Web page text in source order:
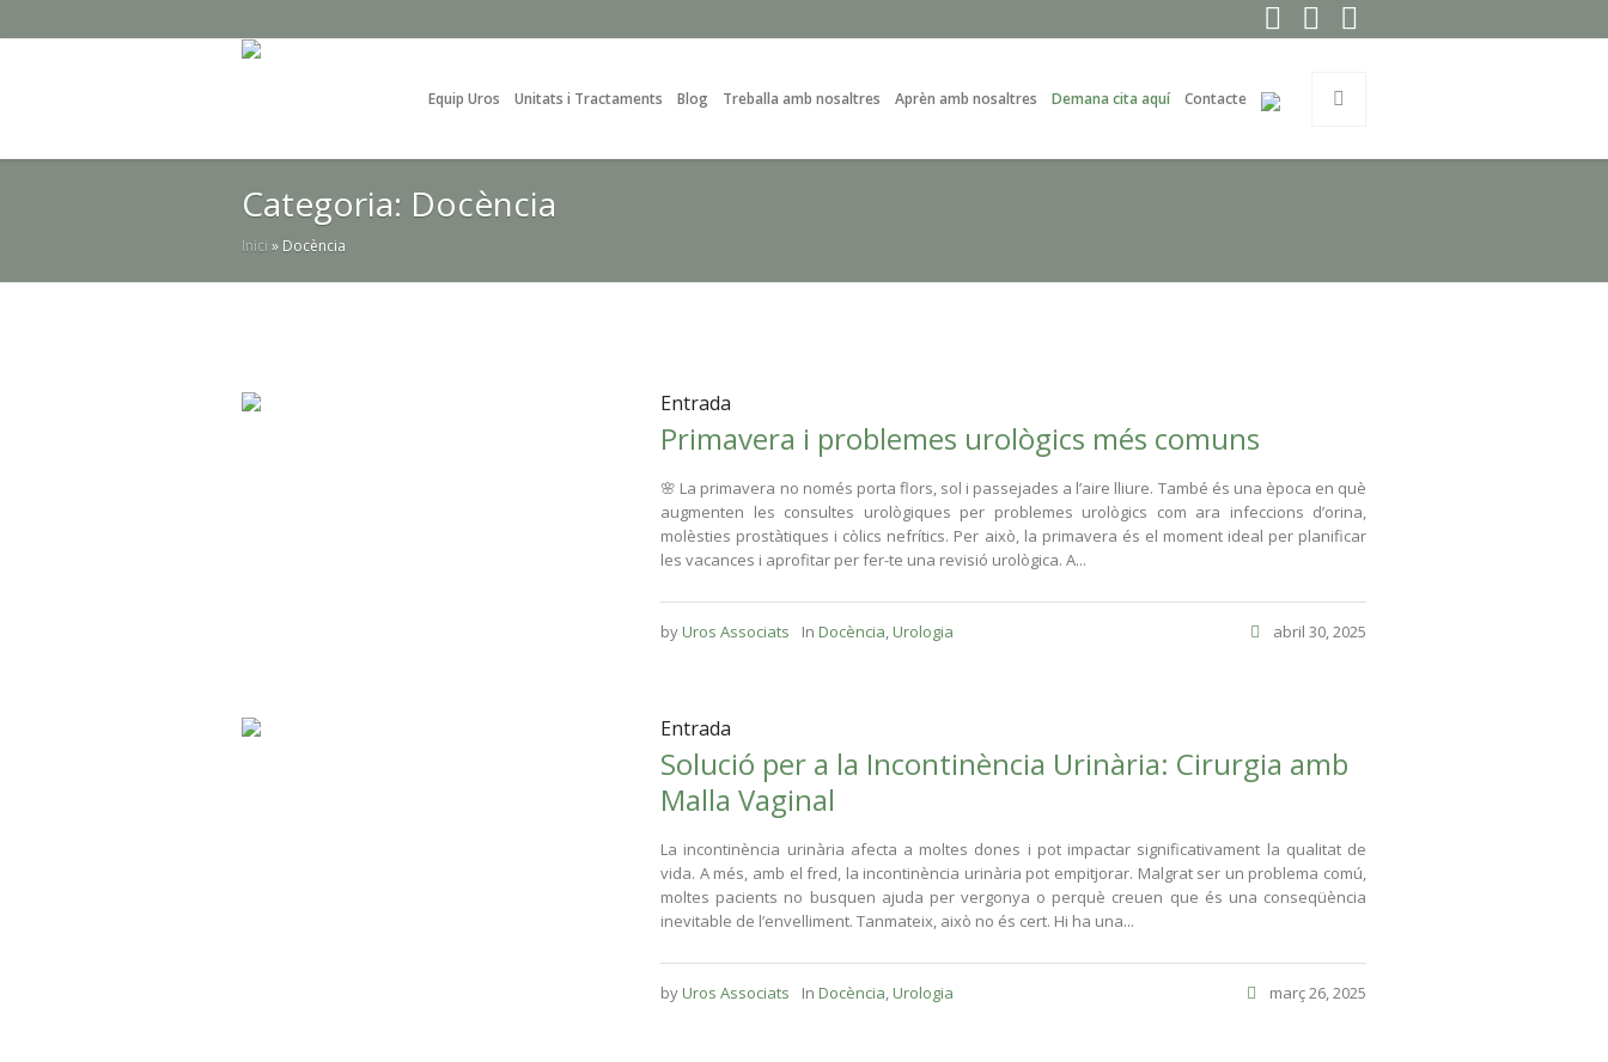
Equip Uros Unitats i Tractaments Blog Treballa amb nosaltres Aprèn amb nosaltres Demana cita aquí Contacte
Categoria: Docència
Inici » Docència
Entrada
Primavera i problemes urològics més comuns
🌸 La primavera no només porta flors, sol i passejades a l’aire lliure. També és una època en què
augmenten les consultes urològiques per problemes urològics com ara infeccions d’orina,
molèsties prostàtiques i còlics nefrítics. Per això, la primavera és el moment ideal per planificar
les vacances i aprofitar per fer-te una revisió urològica. A...
abril 30, 2025
by Uros Associats In Docència, Urologia
Entrada
Solució per a la Incontinència Urinària: Cirurgia amb
Malla Vaginal
La incontinència urinària afecta a moltes dones i pot impactar significativament la qualitat de
vida. A més, amb el fred, la incontinència urinària pot empitjorar. Malgrat ser un problema comú,
moltes pacients no busquen ajuda per vergonya o perquè creuen que és una conseqüència
inevitable de l’envelliment. Tanmateix, això no és cert. Hi ha una...
març 26, 2025
by Uros Associats In Docència, Urologia